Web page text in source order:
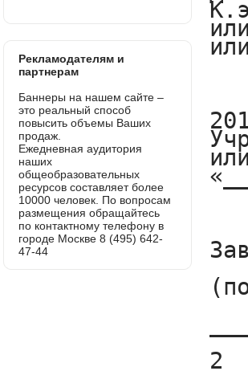
Рекламодателям и
партнерам
Баннеры на нашем сайте –
это реальный способ
повысить объемы Ваших
продаж.
Ежедневная аудитория
наших
общеобразовательных
ресурсов составляет более
10000 человек. По вопросам
размещения обращайтесь
по контактному телефону в
городе Москве 8 (495) 642-
47-44